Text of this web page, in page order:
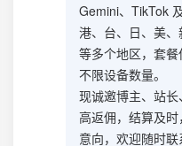
Gemini、TikTok
港、台、日、美
等多个地区，套餐
不限设备数量。
现诚邀博主、站
高返佣，结算及
意向，欢迎随时